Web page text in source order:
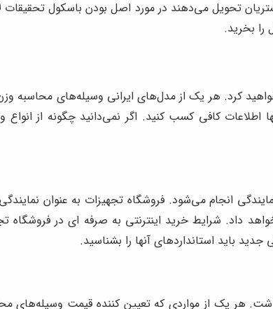
تحویل می‌دهند در مورد اصل بودن باسکول تحقیقات
بخرید.
کرد. هر یک از مدل‌های ایرانی وسیله‌های محاسبه
اطلاعات کافی کسب کنید. اگر نمی‌دانید چگونه از
انجام می‌شود. فروشگاه تجهیزات به عنوان
داد. شرایط خرید اینترنتی به صرفه ای در فروشگاه
باید استانداردهای آنها را بشناسید.
هر یک از مواردی که تعیین کننده قیمت وسیله‌های